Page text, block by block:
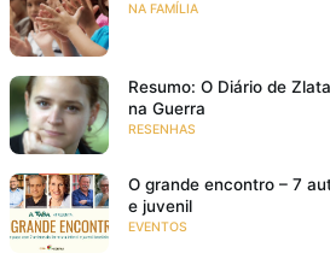
NA FAMÍLIA
Resumo: O Diário de
na Guerra
RESENHAS
O grande encontro – 7
e juvenil
EVENTOS